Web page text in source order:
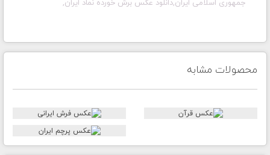
جمهوری اسلامی ایران,دانلود عکس برش خورده نماد ایران,
محصولات مشابه